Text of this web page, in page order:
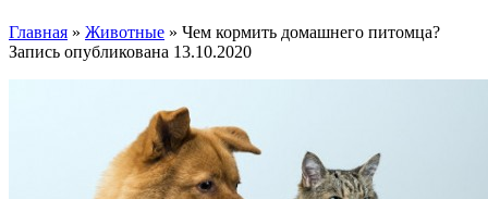
Главная » Животные » Чем кормить домашнего питомца?
Запись опубликована 13.10.2020